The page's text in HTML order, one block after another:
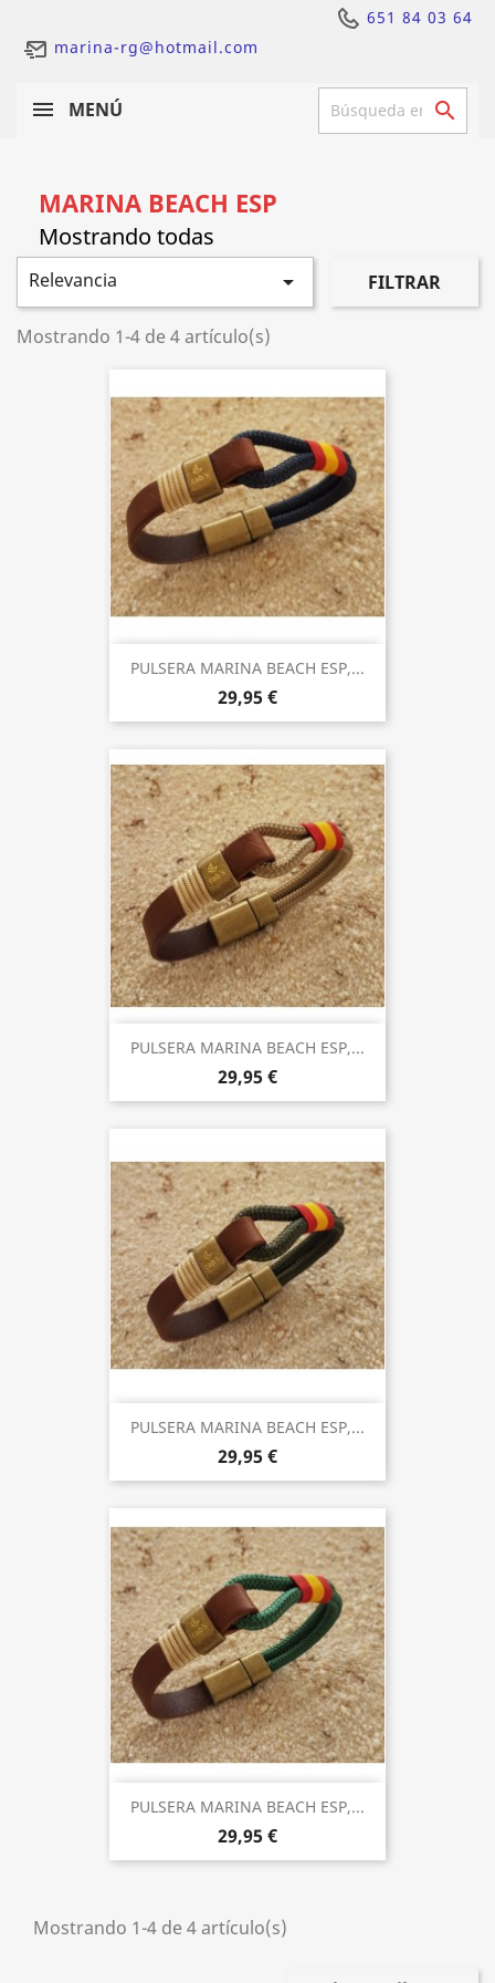
651 84 03 64
marina-rg@hotmail.com
MENÚ 
MARINA BEACH ESP
Relevancia  FILTRAR
Mostrando 1-4 de 4 artículo(s)
PULSERA MARINA BEACH ESP,...
29,95 €
PULSERA MARINA BEACH ESP,...
29,95 €
PULSERA MARINA BEACH ESP,...
29,95 €
PULSERA MARINA BEACH ESP,...
29,95 €
Mostrando 1-4 de 4 artículo(s)